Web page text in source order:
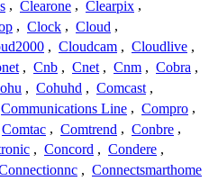
, Clearone , Clearpix ,
, Clock , Cloud ,
, Cloudcam , Cloudlive ,
, Cnb , Cnet , Cnm , Cobra ,
, Cohuhd , Comcast ,
Communications Line , Compro ,
Comtac , Comtrend , Conbre ,
, Concord , Condere ,
, Connectsmarthome